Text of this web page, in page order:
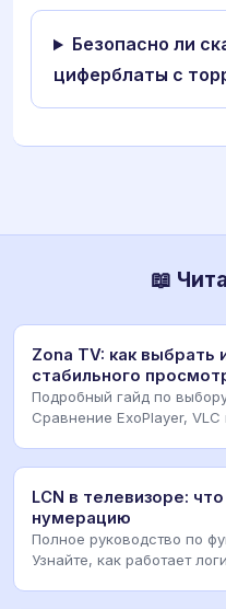
Безопасно ли
циферблаты с
📖
Zona TV: как
стабильного
Подробный гайд по
Сравнение ExoPlayer,
LCN в телевизоре:
нумерацию
Полное руководство по
Узнайте, как работает